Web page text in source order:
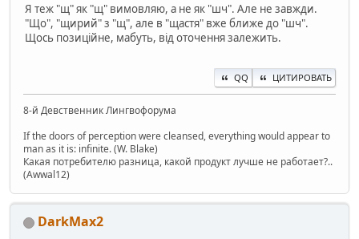
Я теж "щ" як "щ" вимовляю, а не як "шч". Але не завжди.
"Що", "щирий" з "щ", але в "щастя" вже ближе до "шч".
Щось позицiйне, мабуть, вiд оточення залежить.
QQ ЦИТИРОВАТЬ
8-й Девственник Лингвофорума
If the doors of perception were cleansed, everything would appear to
man as it is: infinite. (W. Blake)
Какая потребителю разница, какой продукт лучше не работает?..
(Awwal12)
DarkMax2